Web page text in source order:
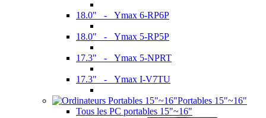
18.0" - Ymax 6-RP6P
18.0" - Ymax 5-RP5P
17.3" - Ymax 5-NPRT
17.3" - Ymax I-V7TU
Portables 15"~16"
Tous les PC portables 15"~16"